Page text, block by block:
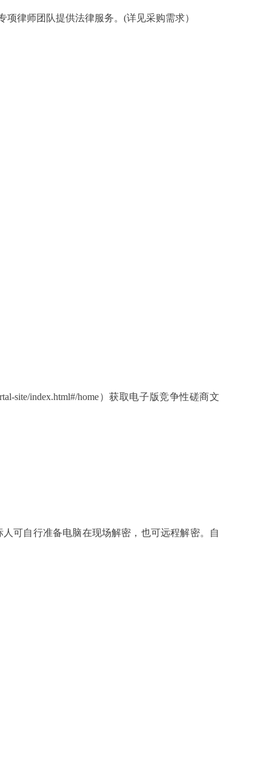
律师团队提供法律服务。(详见采购需求）
site/index.html#/home）获取电子版竞争性磋商文
可自行准备电脑在现场解密，也可远程解密。自